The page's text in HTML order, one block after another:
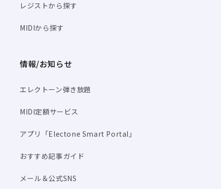
レジストから探す
MIDIから探す
情報/お知らせ
エレクトーン弾き放題
MIDI定額サービス
アプリ「Electone Smart Portal」
おすすめ記事ガイド
メール＆公式SNS